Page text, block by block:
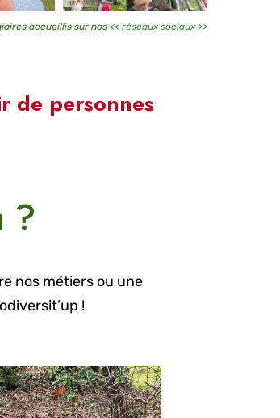
accueillis sur nos << réseaux sociaux >>
de personnes
?
nos métiers ou une
!